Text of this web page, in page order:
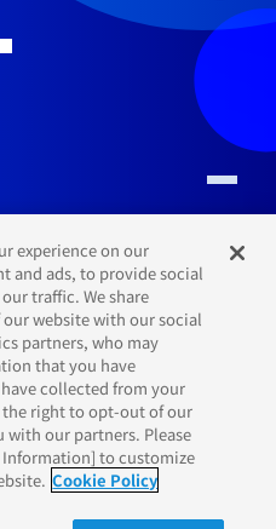
experience on our
and ads, to provide social
traffic. We share
website with our social
partners, who may
that you have
collected from your
the right to opt-out of our
our partners. Please
Information] to customize
Cookie Policy